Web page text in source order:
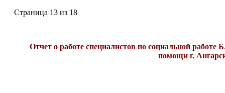
Страница 13 из 18
Отчет о работе специалистов по социальной
помощи г.